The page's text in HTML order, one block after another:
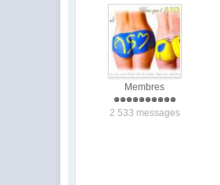
Membres
2 533 messages